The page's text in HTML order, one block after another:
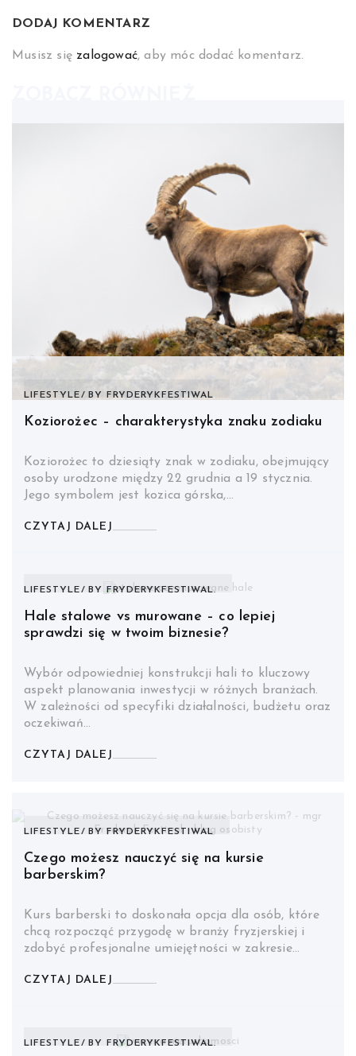
DODAJ KOMENTARZ
Musisz się zalogować, aby móc dodać komentarz.
LIFESTYLE BY FRYDERYKFESTIWAL
Koziorożec – charakterystyka znaku zodiaku
Koziorożec to dziesiąty znak w zodiaku, obejmujący
osoby urodzone między 22 grudnia a 19 stycznia.
Jego symbolem jest kozica górska,…
CZYTAJ DALEJ
LIFESTYLE BYFRYDERYKFESTIWAL.
Hale stalowe vs murowane – co lepiej
sprawdzi się w twoim biznesie?
Wybór odpowiedniej konstrukcji hali to kluczowy
aspekt planowania inwestycji w różnych branżach.
W zależności od specyfiki działalności, budżetu oraz
oczekiwań…
CZYTAJ DALEJ
LIFESTYLE BY FRYDERYKFESTIWAL
Czego możesz nauczyć się na kursie
barberskim?
Kurs barberski to doskonała opcja dla osób, które
chcą rozpocząć przygodę w branży fryzjerskiej i
zdobyć profesjonalne umiejętności w zakresie…
CZYTAJ DALEJ
LIFESTYLE BY FRYDERYKFESTIWAL.